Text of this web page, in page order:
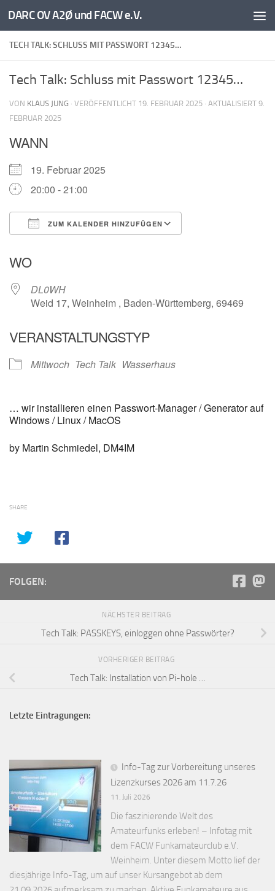
Unter dem Inhalt
DARC OV A2Ø und FACW e.V.
TECH TALK: SCHLUSS MIT PASSWORT 12345…
Tech Talk: Schluss mit Passwort 12345…
VON KLAUS JUNG · VERÖFFENTLICHT 19. FEBRUAR 2025 · AKTUALISIERT 9.
FEBRUAR 2025
WANN
19. Februar 2025
20:00 - 21:00
ZUM KALENDER HINZUFÜGEN
WO
DL0WH
Weid 17, Weinheim , Baden-Württemberg, 69469
VERANSTALTUNGSTYP
Mittwoch Tech Talk Wasserhaus
… wir installieren einen Passwort-Manager / Generator auf
Windows / Linux / MacOS
by Martin Schmiedel, DM4IM
SHARE
FOLGEN:
NÄCHSTER BEITRAG
Tech Talk: PASSKEYS, einloggen ohne Passwörter?
VORHERIGER BEITRAG
Tech Talk: Installation von Pi-hole …
Letzte Eintragungen:
Info-Tag zur Vorbereitung unseres
Lizenzkurses 2026 am 11.7.26
11. Juli 2026
Die faszinierende Welt des
Amateurfunks erleben! – Infotag mit
dem FACW Funkamateurclub e.V.
Weinheim. Unter diesem Motto lief der
diesjährige Info-Tag, um auf unser Kursangebot ab dem